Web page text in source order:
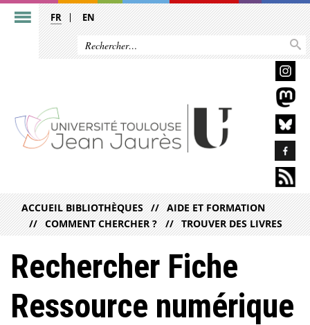
FR EN
ACCUEIL BIBLIOTHÈQUES
AIDE ET FORMATION
COMMENT CHERCHER ?
TROUVER DES LIVRES
Rechercher Fiche
Ressource numérique